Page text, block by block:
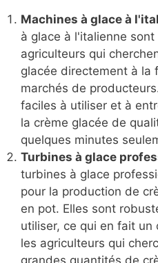
Machines à glace à
à glace à l'italienne
agriculteurs qui
glacée directement à la
marchés de
faciles à utiliser et à
la crème glacée de
quelques minutes
Turbines à glace
turbines à glace
pour la production de
en pot. Elles sont
utiliser, ce qui en fait un
les agriculteurs qui